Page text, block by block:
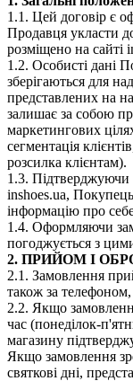
1.1. Цей договір є
Продавця укласти
розміщено на сайті
1.2. Особисті дані
зберігаються для
представлених на
залишає за собою
маркетингових
сегментація
розсилка клієнтам).
1.3. Підтверджуючи
inshoes.ua,
інформацію про себе
1.4. Оформляючи
погоджується з
2. ПРИЙОМ І
2.1. Замовлення
також за
2.2. Якщо
час (понеділок-
магазину
Якщо замовлення
святкові дні,